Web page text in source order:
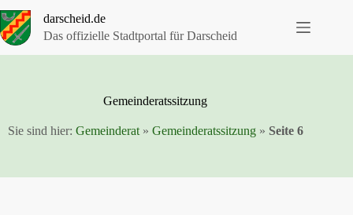
Inhalt
springen
darscheid.de
Das offizielle Stadtportal für Darscheid
Gemeinderatssitzung
Sie sind hier: Gemeinderat» Gemeinderatssitzung» Seite 6